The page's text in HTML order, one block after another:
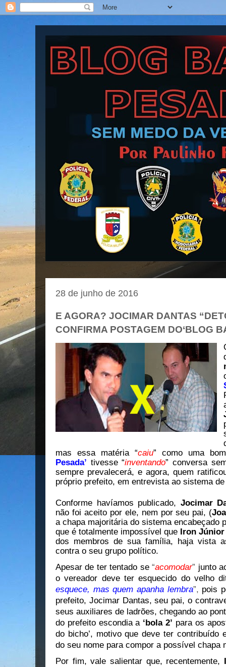
Blog Barra Pesada
28 de junho de 2016
E AGORA? JOCIMAR DANTAS
CONFIRMA POSTAGEM DO‘BLOG
mas essa matéria “caiu” como uma
Pesada’ tivesse “inventando” conversa
sempre prevalecerá, e agora, quem
próprio prefeito, em entrevista ao sistema
Conforme havíamos publicado, Jocimar
não foi aceito por ele, nem por seu pai, (
a chapa majoritária do sistema encabeçado
que é totalmente impossível que Iron Júnior
dos membros de sua família, haja vista
contra o seu grupo político.
Apesar de ter tentado se “acomodar” junto
o vereador deve ter esquecido do velho
esquece, mas quem apanha lembra”, pois
prefeito, Jocimar Dantas, seu pai, o
seus auxiliares de ladrões, chegando ao
do prefeito escondia a ‘bola 2’ para os
do bicho’, motivo que deve ter contribuído
do seu nome para compor a possível chapa
Por fim, vale salientar que, recentemente,